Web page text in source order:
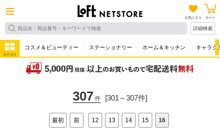
お気に入り カート
詳細検索
カテゴリ
コスメ＆ビューティー ステーショナリー ホーム＆キッチン キャラク
307 件 [301～307件]
最初 前 12 13 14 15 16